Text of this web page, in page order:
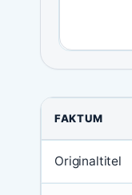
FAKTUM
Originaltitel